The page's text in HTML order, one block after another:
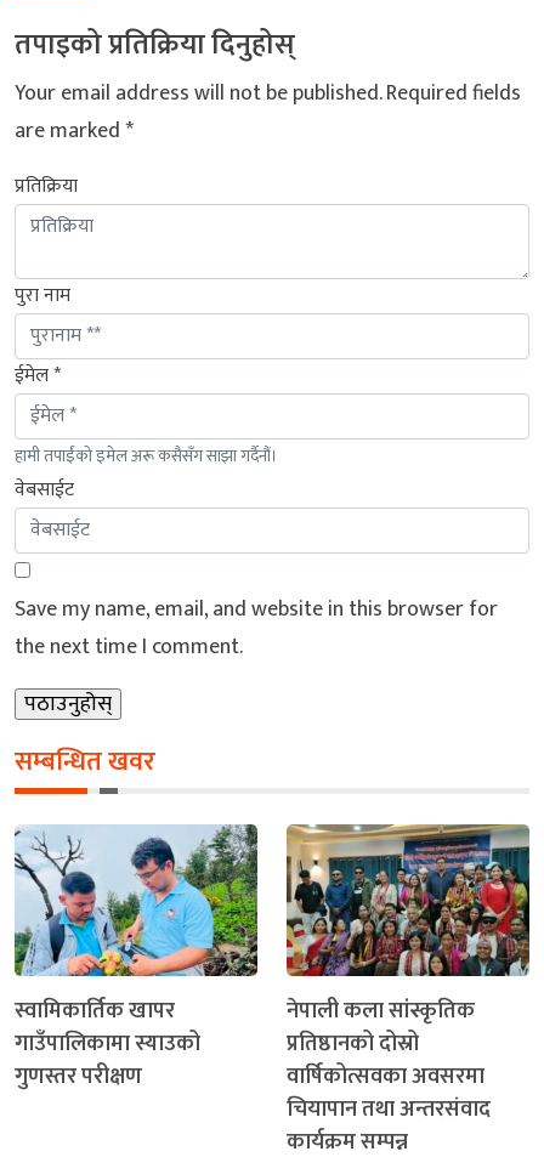
तपाइको प्रतिक्रिया दिनुहोस्
Your email address will not be published.Required fields
are marked*
प्रतिक्रिया
पुरा नाम
ईमेल *
हामी तपाईंको इमेल अरू कसैसँग साझा गर्दैनौं।
वेबसाईट
Save my name, email, and website in this browser for
the next time I comment.
सम्बन्धित खवर
स्वामिकार्तिक खापर
गाउँपालिकामा स्याउको
गुणस्तर परीक्षण
नेपाली कला सांस्कृतिक
प्रतिष्ठानको दोस्रो
वार्षिकोत्सवका अवसरमा
चियापान तथा अन्तरसंवाद
कार्यक्रम सम्पन्न